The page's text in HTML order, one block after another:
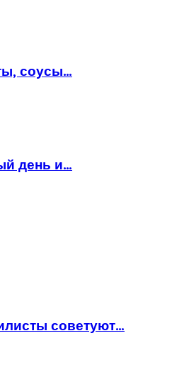
соусы…
день и…
советуют…